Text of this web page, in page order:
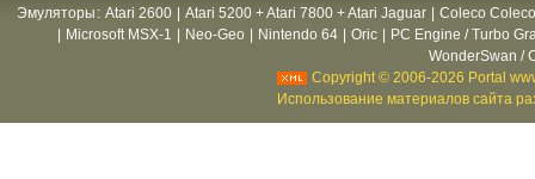
Эмуляторы : Atari 2600 Atari 5200 + Atari 7800 + Atari Jaguar
Coleco
Microsoft MSX-1 Neo-Geo Nintendo 64 Oric
PC Engine / Turbo
WonderSwan /
Copyright © 2006-2026 Portal
Использование материалов сайта